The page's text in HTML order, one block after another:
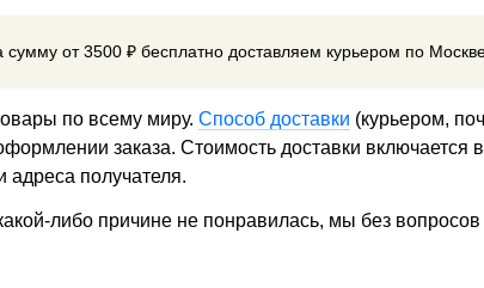
сумму от 3500 ₽ бесплатно доставляем курьером по
по всему миру. Способ доставки (курьером,
заказа. Стоимость доставки включается
адреса получателя.
либо причине не понравилась, мы без